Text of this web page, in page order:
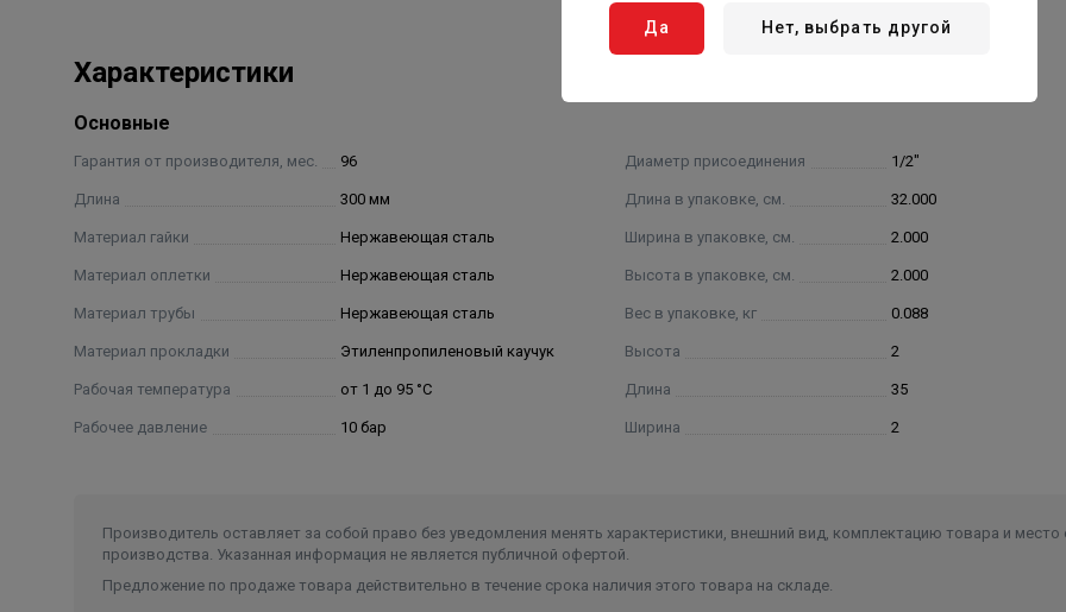
Характеристики
Основные
Гарантия от производителя, мес. 96
Длина 300 мм
Материал гайки Нержавеющая сталь
Материал оплетки Нержавеющая сталь
Материал трубы Нержавеющая сталь
Материал прокладки Этиленпропиленовый каучук
Рабочая температура от 1 до 95 °C
Рабочее давление 10 бар
Диаметр присоединения 1/2"
Длина в упаковке, см. 32.000
Ширина в упаковке, см. 2.000
Высота в упаковке, см. 2.000
Вес в упаковке, кг 0.088
Высота 2
Длина 35
Ширина 2
Производитель оставляет за собой право без уведомления менять характеристики, внешний вид, комплектацию товара и место
производства. Указанная информация не является публичной офертой.
Предложение по продаже товара действительно в течение срока наличия этого товара на складе.
Да Нет, выбрать другой